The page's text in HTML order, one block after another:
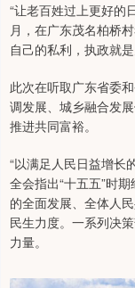
“让老百姓过上更好的
月，在广东茂名柏桥
自己的私利，执政就
此次在听取广东省委
调发展、城乡融合发
推进共同富裕。
“以满足人民日益增长
全会指出“十五五”时
的全面发展、全体人
民生力度。一系列决
力量。